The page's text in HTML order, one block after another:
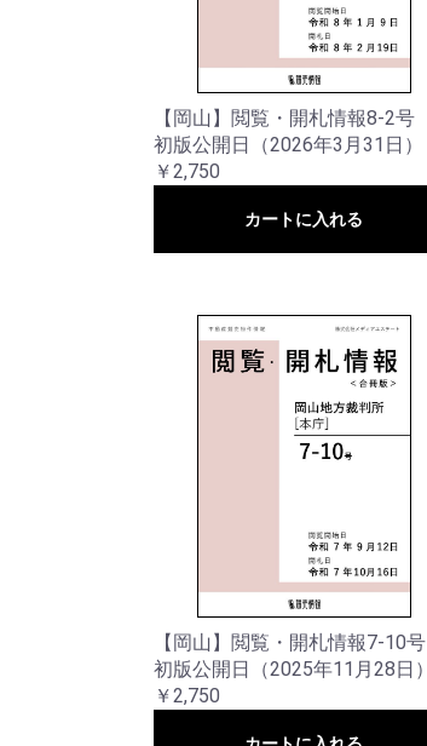
【岡山】閲覧・開札情報8-2号
初版公開日（2026年3月31日）
￥2,750
カートに入れる
【岡山】閲覧・開札情報7-10号
初版公開日（2025年11月28日）
￥2,750